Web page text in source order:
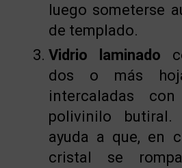
luego someterse
de templado.
Vidrio laminado
dos o más
intercaladas
polivinilo butiral.
ayuda a que, en
cristal se